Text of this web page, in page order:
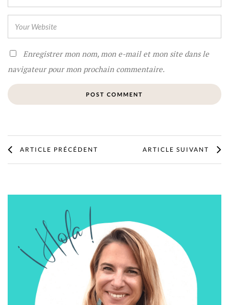
Enregistrer mon nom, mon e-mail et mon site dans le
navigateur pour mon prochain commentaire.
ARTICLE PRÉCÉDENT ARTICLE SUIVANT